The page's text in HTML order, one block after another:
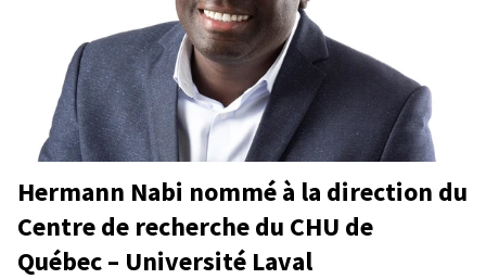
Hermann Nabi nommé à la direction du
Centre de recherche du CHU de
Québec – Université Laval